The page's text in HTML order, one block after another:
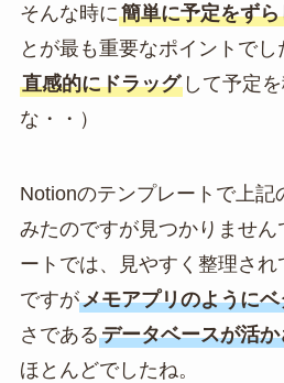
そんな時に簡単に予定をず
とが最も重要なポイントで
直感的にドラッグして予定
な・・）
Notionのテンプレートで上記
みたのですが見つかりません
ートでは、見やすく整理さ
ですがメモアプリのように
さであるデータベースが活
ほとんどでしたね。